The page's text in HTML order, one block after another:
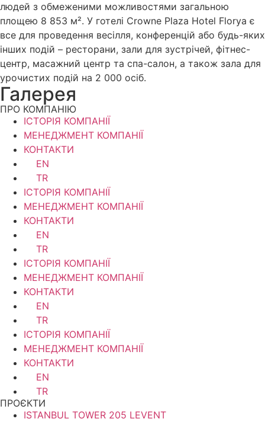
людей з обмеженими можливостями загальною
площею 8 853 м². У готелі Crowne Plaza Hotel Florya є
все для проведення весілля, конференцій або будь-яких
інших подій – ресторани, зали для зустрічей, фітнес-
центр, масажний центр та спа-салон, а також зала для
урочистих подій на 2 000 осіб.
Галерея
ПРО КОМПАНІЮ
ІСТОРІЯ КОМПАНІЇ
МЕНЕДЖМЕНТ КОМПАНІЇ
КОНТАКТИ
EN
TR
ІСТОРІЯ КОМПАНІЇ
МЕНЕДЖМЕНТ КОМПАНІЇ
КОНТАКТИ
EN
TR
ІСТОРІЯ КОМПАНІЇ
МЕНЕДЖМЕНТ КОМПАНІЇ
КОНТАКТИ
EN
TR
ІСТОРІЯ КОМПАНІЇ
МЕНЕДЖМЕНТ КОМПАНІЇ
КОНТАКТИ
EN
TR
ПРОЄКТИ
ISTANBUL TOWER 205 LEVENT